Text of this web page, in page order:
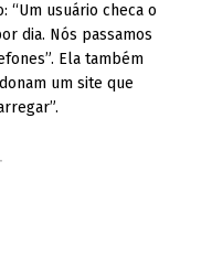
“Um usuário checa o
dia. Nós passamos
Ela também
um site que